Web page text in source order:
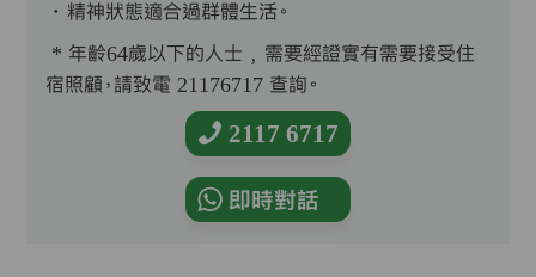
．精神狀態適合過群體生活。
* 年齡64歲以下的人士﹐需要經證實有需要接受住
宿照顧，請致電 21176717 查詢。
2117 6717
即時對話